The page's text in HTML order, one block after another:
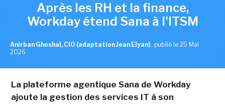
Après les RH et la finance,
Workday étend Sana à l'ITSM
Anirban Ghoshal, CIO (adaptation Jean Elyan) , publié le 25 Mai
2026
La plateforme agentique Sana de Workday
ajoute la gestion des services IT à son